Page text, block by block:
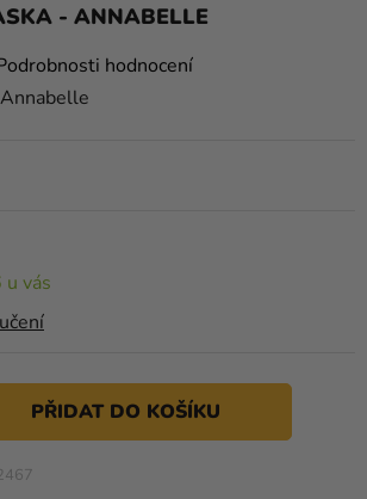
​​- ANNABELLE
hodnocení
vás